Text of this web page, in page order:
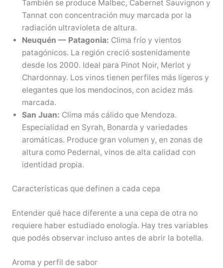
También se produce Malbec, Cabernet Sauvignon y
Tannat con concentración muy marcada por la
radiación ultravioleta de altura.
Neuquén — Patagonia: Clima frío y vientos
patagónicos. La región creció sostenidamente
desde los 2000. Ideal para Pinot Noir, Merlot y
Chardonnay. Los vinos tienen perfiles más ligeros y
elegantes que los mendocinos, con acidez más
marcada.
San Juan: Clima más cálido que Mendoza.
Especialidad en Syrah, Bonarda y variedades
aromáticas. Produce gran volumen y, en zonas de
altura como Pedernal, vinos de alta calidad con
identidad propia.
Características que definen a cada cepa
Entender qué hace diferente a una cepa de otra no
requiere haber estudiado enología. Hay tres variables
que podés observar incluso antes de abrir la botella.
Aroma y perfil de sabor